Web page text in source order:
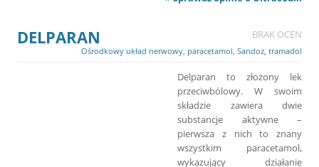
DELPARAN BRAK OCEN
Ośrodkowy układ nerwowy paracetamol Sandoz tramadol
Delparan to złożony lek
przeciwbólowy. W swoim
składzie zawiera dwie
substancje aktywne –
pierwsza z nich to znany
wszystkim paracetamol,
wykazujący działanie